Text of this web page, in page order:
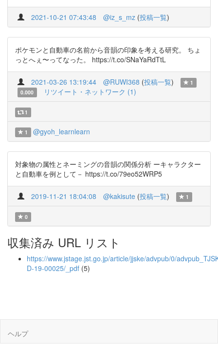
2021-10-21 07:43:48 @iz_s_mz (投稿一覧)
ポケモンと自動車の名前から音韻の印象を考える研究。 ちょ
っとへぇ〜ってなった。 https://t.co/SNaYaRdTtL
2021-03-26 13:19:44 @RUWI368 (投稿一覧)
1
0.000
リツイート・ネットワーク (1)
1
1 @gyoh_learnlearn
対象物の属性とネーミングの音韻の関係分析 ーキャラクター
と自動車を例として－ https://t.co/79eo52WRP5
2019-11-21 18:04:08 @kakisute (投稿一覧) 1
0
収集済み URL リスト
https://www.jstage.jst.go.jp/article/jjske/advpub/0/
D-19-00025/_pdf (5)
ヘルプ